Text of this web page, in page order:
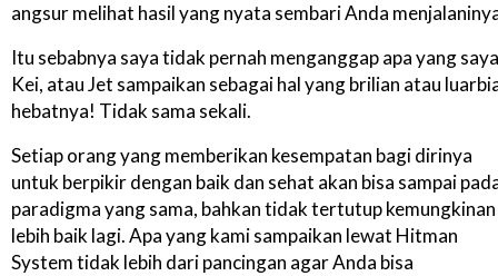
angsur melihat hasil yang nyata sembari Anda
Itu sebabnya saya tidak pernah menganggap apa yang
Kei, atau Jet sampaikan sebagai hal yang brilian atau
hebatnya! Tidak sama sekali.
Setiap orang yang memberikan kesempatan bagi dirinya
untuk berpikir dengan baik dan sehat akan bisa sampai
paradigma yang sama, bahkan tidak tertutup kemungkinan
lebih baik lagi. Apa yang kami sampaikan lewat Hitman
System tidak lebih dari pancingan agar Anda bisa